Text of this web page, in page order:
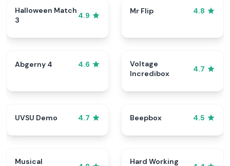
Halloween Match
3
4.9
Mr Flip 4.8
Abgerny 4 4.6
Voltage
Incredibox
4.7
UVSU Demo 4.7 Beepbox 4.5
Musical
Hard Working